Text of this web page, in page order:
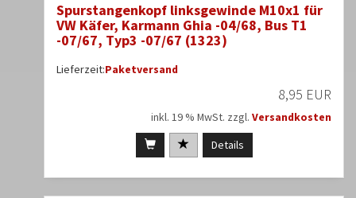
Spurstangenkopf linksgewinde M10x1 für
VW Käfer, Karmann Ghia -04/68, Bus T1
-07/67, Typ3 -07/67 (1323)
Lieferzeit:Paketversand
8,95 EUR
inkl. 19 % MwSt. zzgl. Versandkosten
Details